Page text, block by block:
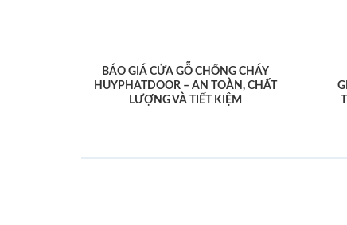
BÁO GIÁ CỬA GỖ CHỐNG CHÁY
HUYPHATDOOR – AN TOÀN, CHẤT
LƯỢNG VÀ TIẾT KIỆM